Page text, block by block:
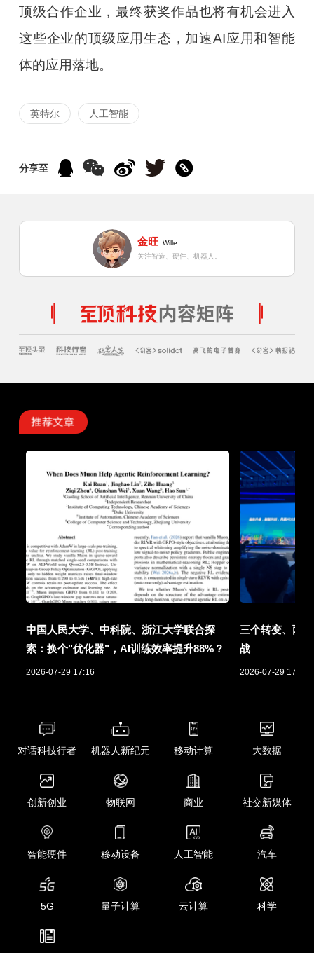
顶级合作企业，最终获奖作品也将有机会进入
这些企业的顶级应用生态，加速AI应用和智能
体的应用落地。
英特尔 人工智能
分享至
金旺 Wille
关注智造、硬件、机器人。
中国人民大学、中科院、浙江大学联合探
索：换个"优化器"，AI训练效率提升88%？
2026-07-29 17:16
三个转变、两
战
2026-07-29 17:01
对话科技行者 机器人新纪元 移动计算 大数据
创新创业 物联网 商业 社交新媒体
智能硬件 移动设备 人工智能 汽车
5G 量子计算 云计算 科学